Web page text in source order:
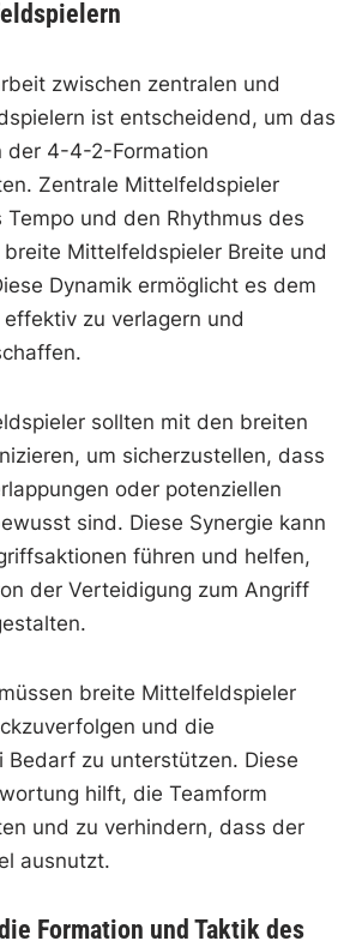
zwischen zentralen und
ist entscheidend, um das
der 4-4-2-Formation
Zentrale Mittelfeldspieler
und den Rhythmus des
Mittelfeldspieler Breite und
Dynamik ermöglicht es dem
zu verlagern und
sollten mit den breiten
um sicherzustellen, dass
oder potenziellen
sind. Diese Synergie kann
führen und helfen,
der Verteidigung zum Angriff
breite Mittelfeldspieler
und die
Bedarf zu unterstützen. Diese
hilft, die Teamform
und zu verhindern, dass der
ausnutzt.
Formation und Taktik des